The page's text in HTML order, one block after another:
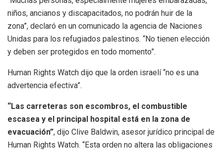
niños, ancianos y discapacitados, no podrán huir de la
zona”, declaró en un comunicado la agencia de Naciones
Unidas para los refugiados palestinos. “No tienen elección
y deben ser protegidos en todo momento”.
Human Rights Watch dijo que la orden israelí “no es una
advertencia efectiva”.
“Las carreteras son escombros, el combustible
escasea y el principal hospital está en la zona de
evacuación”, dijo Clive Baldwin, asesor jurídico principal de
Human Rights Watch. “Esta orden no altera las obligaciones